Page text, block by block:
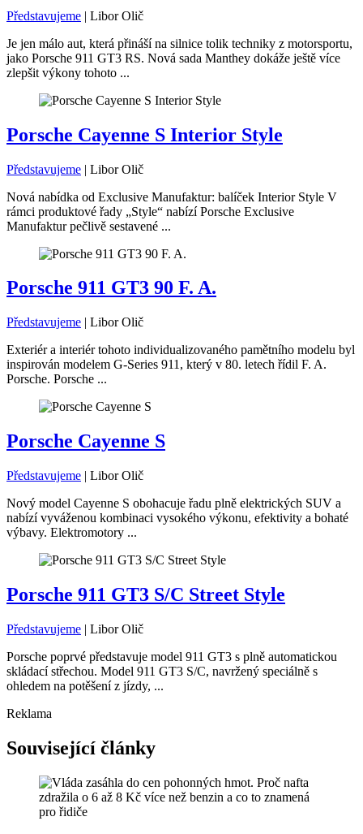
Představujeme | Libor Olič
Je jen málo aut, která přináší na silnice tolik techniky z motorsportu,
jako Porsche 911 GT3 RS. Nová sada Manthey dokáže ještě více
zlepšit výkony tohoto ...
Porsche Cayenne S Interior Style
Představujeme | Libor Olič
Nová nabídka od Exclusive Manufaktur: balíček Interior Style V
rámci produktové řady „Style“ nabízí Porsche Exclusive
Manufaktur pečlivě sestavené ...
Porsche 911 GT3 90 F. A.
Představujeme | Libor Olič
Exteriér a interiér tohoto individualizovaného pamětního modelu byl
inspirován modelem G-Series 911, který v 80. letech řídil F. A.
Porsche. Porsche ...
Porsche Cayenne S
Představujeme | Libor Olič
Nový model Cayenne S obohacuje řadu plně elektrických SUV a
nabízí vyváženou kombinaci vysokého výkonu, efektivity a bohaté
výbavy. Elektromotory ...
Porsche 911 GT3 S/C Street Style
Představujeme | Libor Olič
Porsche poprvé představuje model 911 GT3 s plně automatickou
skládací střechou. Model 911 GT3 S/C, navržený speciálně s
ohledem na potěšení z jízdy, ...
Reklama
Související články